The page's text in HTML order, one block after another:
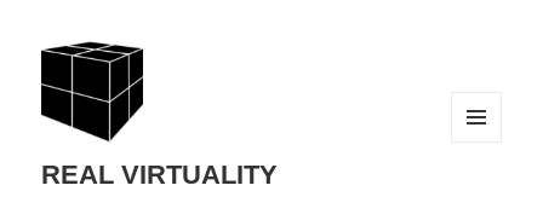
REAL VIRTUALITY